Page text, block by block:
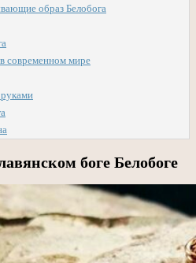
образ Белобога
современном мире
боге Белобоге